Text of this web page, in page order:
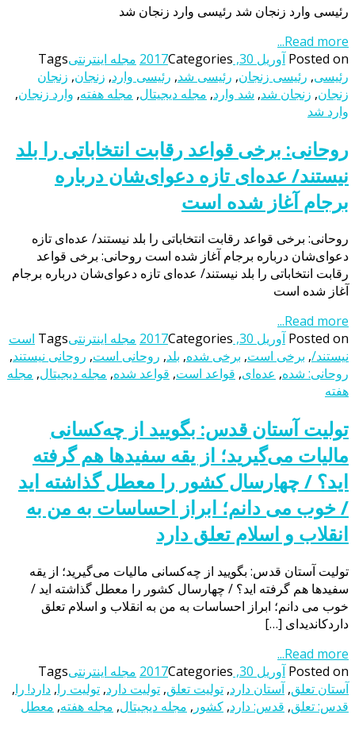
رئیسی وارد زنجان شد رئیسی وارد زنجان شد
Read more...
Posted on آوریل 30, 2017 Categories مجله اینترنتیTags
رئیسی, رئیسی زنجان, رئیسی شد, رئیسی وارد, زنجان, زنجان
زنجان, زنجان شد, شد وارد, مجله دیجیتال, مجله هفته, وارد زنجان,
وارد شد
روحانی: برخی قواعد رقابت انتخاباتی را بلد
نیستند/ عده‌ای تازه دعوای‌شان درباره
برجام آغاز شده است
روحانی: برخی قواعد رقابت انتخاباتی را بلد نیستند/ عده‌ای تازه
دعوای‌شان درباره برجام آغاز شده است روحانی: برخی قواعد
رقابت انتخاباتی را بلد نیستند/ عده‌ای تازه دعوای‌شان درباره برجام
آغاز شده است
Read more...
Posted on آوریل 30, 2017 Categories مجله اینترنتیTags است
نیستند/, برخی است, برخی شده, بلد, روحانی است, روحانی نیستند,
روحانی: شده, عده‌ای, قواعد است, قواعد شده, مجله دیجیتال, مجله
هفته
تولیت آستان قدس: بگویید از چه‌کسانی
مالیات می‌گیرید؛ از یقه سفیدها هم گرفته
اید؟ / چهارسال کشور را معطل گذاشته اید
/ خوب می دانم؛ ابراز احساسات به من به
انقلاب و اسلام تعلق دارد
تولیت آستان قدس: بگویید از چه‌کسانی مالیات می‌گیرید؛ از یقه
سفیدها هم گرفته اید؟ / چهارسال کشور را معطل گذاشته اید /
خوب می دانم؛ ابراز احساسات به من به انقلاب و اسلام تعلق
داردکاندیدای […]
Read more...
Posted on آوریل 30, 2017 Categories مجله اینترنتیTags
آستان تعلق, آستان دارد, تولیت تعلق, تولیت دارد, تولیت را, دارد! را,
قدس: تعلق, قدس: دارد, کشور , مجله دیجیتال, مجله هفته, معطل